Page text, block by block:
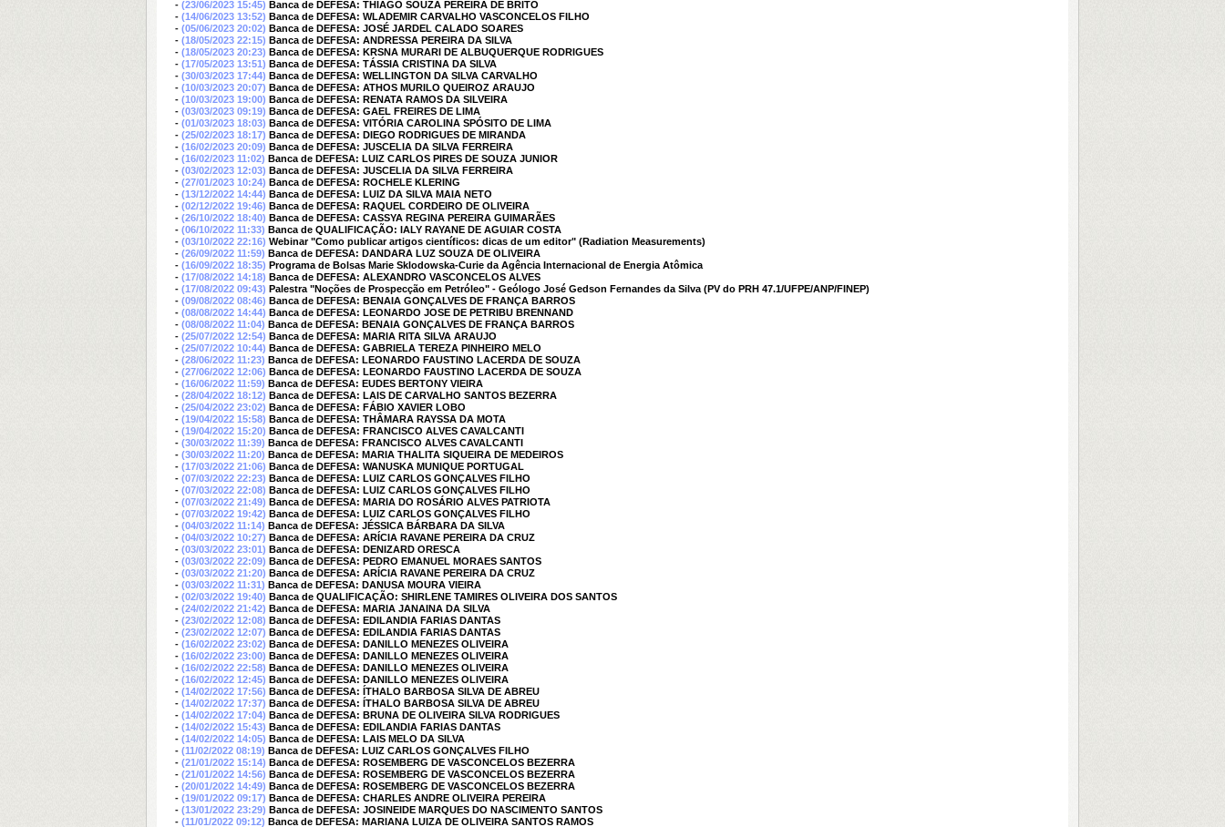
- (23/06/2023 15:45) Banca de DEFESA: THIAGO SOUZA PEREIRA DE BRITO
- (14/06/2023 13:52) Banca de DEFESA: WLADEMIR CARVALHO VASCONCELOS FILHO
- (05/06/2023 20:02) Banca de DEFESA: JOSÉ JARDEL CALADO SOARES
- (18/05/2023 22:15) Banca de DEFESA: ANDRESSA PEREIRA DA SILVA
- (18/05/2023 20:23) Banca de DEFESA: KRSNA MURARI DE ALBUQUERQUE RODRIGUES
- (17/05/2023 13:51) Banca de DEFESA: TÁSSIA CRISTINA DA SILVA
- (30/03/2023 17:44) Banca de DEFESA: WELLINGTON DA SILVA CARVALHO
- (10/03/2023 20:07) Banca de DEFESA: ATHOS MURILO QUEIROZ ARAUJO
- (10/03/2023 19:00) Banca de DEFESA: RENATA RAMOS DA SILVEIRA
- (03/03/2023 09:19) Banca de DEFESA: GAEL FREIRES DE LIMA
- (01/03/2023 18:03) Banca de DEFESA: VITÓRIA CAROLINA SPÓSITO DE LIMA
- (25/02/2023 18:17) Banca de DEFESA: DIEGO RODRIGUES DE MIRANDA
- (16/02/2023 20:09) Banca de DEFESA: JUSCELIA DA SILVA FERREIRA
- (16/02/2023 11:02) Banca de DEFESA: LUIZ CARLOS PIRES DE SOUZA JUNIOR
- (03/02/2023 12:03) Banca de DEFESA: JUSCELIA DA SILVA FERREIRA
- (27/01/2023 10:24) Banca de DEFESA: ROCHELE KLERING
- (13/12/2022 14:44) Banca de DEFESA: LUIZ DA SILVA MAIA NETO
- (02/12/2022 19:46) Banca de DEFESA: RAQUEL CORDEIRO DE OLIVEIRA
- (26/10/2022 18:40) Banca de DEFESA: CASSYA REGINA PEREIRA GUIMARÃES
- (06/10/2022 11:33) Banca de QUALIFICAÇÃO: IALY RAYANE DE AGUIAR COSTA
- (03/10/2022 22:16) Webinar "Como publicar artigos científicos: dicas de um editor" (Radiation Measurements)
- (26/09/2022 11:59) Banca de DEFESA: DANDARA LUZ SOUZA DE OLIVEIRA
- (16/09/2022 18:35) Programa de Bolsas Marie Sklodowska-Curie da Agência Internacional de Energia Atômica
- (17/08/2022 14:18) Banca de DEFESA: ALEXANDRO VASCONCELOS ALVES
- (17/08/2022 09:43) Palestra "Noções de Prospecção em Petróleo" - Geólogo José Gedson Fernandes da Silva (PV do PRH 47.1/UFPE/ANP/FINEP)
- (09/08/2022 08:46) Banca de DEFESA: BENAIA GONÇALVES DE FRANÇA BARROS
- (08/08/2022 14:44) Banca de DEFESA: LEONARDO JOSE DE PETRIBU BRENNAND
- (08/08/2022 11:04) Banca de DEFESA: BENAIA GONÇALVES DE FRANÇA BARROS
- (25/07/2022 12:54) Banca de DEFESA: MARIA RITA SILVA ARAUJO
- (25/07/2022 10:44) Banca de DEFESA: GABRIELA TEREZA PINHEIRO MELO
- (28/06/2022 11:23) Banca de DEFESA: LEONARDO FAUSTINO LACERDA DE SOUZA
- (27/06/2022 12:06) Banca de DEFESA: LEONARDO FAUSTINO LACERDA DE SOUZA
- (16/06/2022 11:59) Banca de DEFESA: EUDES BERTONY VIEIRA
- (28/04/2022 18:12) Banca de DEFESA: LAIS DE CARVALHO SANTOS BEZERRA
- (25/04/2022 23:02) Banca de DEFESA: FÁBIO XAVIER LOBO
- (19/04/2022 15:58) Banca de DEFESA: THÂMARA RAYSSA DA MOTA
- (19/04/2022 15:20) Banca de DEFESA: FRANCISCO ALVES CAVALCANTI
- (30/03/2022 11:39) Banca de DEFESA: FRANCISCO ALVES CAVALCANTI
- (30/03/2022 11:20) Banca de DEFESA: MARIA THALITA SIQUEIRA DE MEDEIROS
- (17/03/2022 21:06) Banca de DEFESA: WANUSKA MUNIQUE PORTUGAL
- (07/03/2022 22:23) Banca de DEFESA: LUIZ CARLOS GONÇALVES FILHO
- (07/03/2022 22:08) Banca de DEFESA: LUIZ CARLOS GONÇALVES FILHO
- (07/03/2022 21:49) Banca de DEFESA: MARIA DO ROSÁRIO ALVES PATRIOTA
- (07/03/2022 19:42) Banca de DEFESA: LUIZ CARLOS GONÇALVES FILHO
- (04/03/2022 11:14) Banca de DEFESA: JÉSSICA BÁRBARA DA SILVA
- (04/03/2022 10:27) Banca de DEFESA: ARÍCIA RAVANE PEREIRA DA CRUZ
- (03/03/2022 23:01) Banca de DEFESA: DENIZARD ORESCA
- (03/03/2022 22:09) Banca de DEFESA: PEDRO EMANUEL MORAES SANTOS
- (03/03/2022 21:20) Banca de DEFESA: ARÍCIA RAVANE PEREIRA DA CRUZ
- (03/03/2022 11:31) Banca de DEFESA: DANUSA MOURA VIEIRA
- (02/03/2022 19:40) Banca de QUALIFICAÇÃO: SHIRLENE TAMIRES OLIVEIRA DOS SANTOS
- (24/02/2022 21:42) Banca de DEFESA: MARIA JANAINA DA SILVA
- (23/02/2022 12:08) Banca de DEFESA: EDILANDIA FARIAS DANTAS
- (23/02/2022 12:07) Banca de DEFESA: EDILANDIA FARIAS DANTAS
- (16/02/2022 23:02) Banca de DEFESA: DANILLO MENEZES OLIVEIRA
- (16/02/2022 23:00) Banca de DEFESA: DANILLO MENEZES OLIVEIRA
- (16/02/2022 22:58) Banca de DEFESA: DANILLO MENEZES OLIVEIRA
- (16/02/2022 12:45) Banca de DEFESA: DANILLO MENEZES OLIVEIRA
- (14/02/2022 17:56) Banca de DEFESA: ÍTHALO BARBOSA SILVA DE ABREU
- (14/02/2022 17:37) Banca de DEFESA: ÍTHALO BARBOSA SILVA DE ABREU
- (14/02/2022 17:04) Banca de DEFESA: BRUNA DE OLIVEIRA SILVA RODRIGUES
- (14/02/2022 15:43) Banca de DEFESA: EDILANDIA FARIAS DANTAS
- (14/02/2022 14:05) Banca de DEFESA: LAIS MELO DA SILVA
- (11/02/2022 08:19) Banca de DEFESA: LUIZ CARLOS GONÇALVES FILHO
- (21/01/2022 15:14) Banca de DEFESA: ROSEMBERG DE VASCONCELOS BEZERRA
- (21/01/2022 14:56) Banca de DEFESA: ROSEMBERG DE VASCONCELOS BEZERRA
- (20/01/2022 14:49) Banca de DEFESA: ROSEMBERG DE VASCONCELOS BEZERRA
- (19/01/2022 09:17) Banca de DEFESA: CHARLES ANDRE OLIVEIRA PEREIRA
- (13/01/2022 23:29) Banca de DEFESA: JOSINEIDE MARQUES DO NASCIMENTO SANTOS
- (11/01/2022 09:12) Banca de DEFESA: MARIANA LUIZA DE OLIVEIRA SANTOS RAMOS